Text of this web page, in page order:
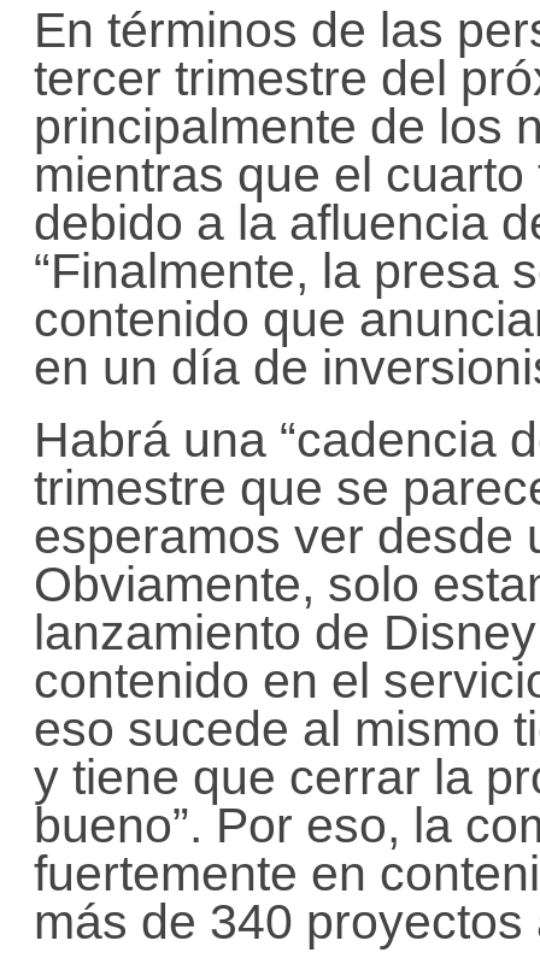
En términos de las
tercer trimestre del
principalmente de los
mientras que el
debido a la afluencia
“Finalmente, la presa
contenido que
en un día de
Habrá una “cadencia
trimestre que se
esperamos ver desde
Obviamente, solo
lanzamiento de
contenido en el
eso sucede al mismo
y tiene que cerrar la
bueno”. Por eso, la
fuertemente en
más de 340